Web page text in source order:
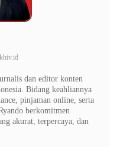
dan editor konten
Bidang keahliannya
pinjaman online, serta
berkomitmen
akurat, terpercaya, dan